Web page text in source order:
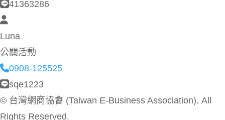
41363286
Luna
公關活動
0908-125525
sqe1223
© 台灣網商協會 (Taiwan E-Business Association). All
Rights Reserved.